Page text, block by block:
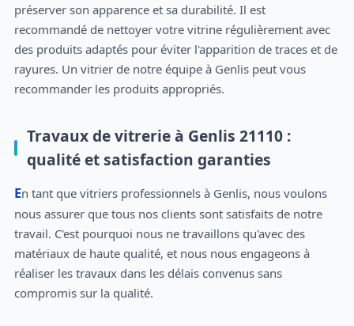
préserver son apparence et sa durabilité. Il est
recommandé de nettoyer votre vitrine régulièrement avec
des produits adaptés pour éviter l'apparition de traces et de
rayures. Un vitrier de notre équipe à Genlis peut vous
recommander les produits appropriés.
Travaux de vitrerie à Genlis 21110 :
qualité et satisfaction garanties
En tant que vitriers professionnels à Genlis, nous voulons
nous assurer que tous nos clients sont satisfaits de notre
travail. C'est pourquoi nous ne travaillons qu'avec des
matériaux de haute qualité, et nous nous engageons à
réaliser les travaux dans les délais convenus sans
compromis sur la qualité.